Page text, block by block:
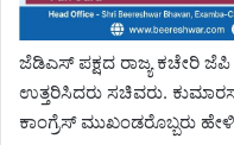
ಜೆಡಿಎಸ್ ಪಕ್ಷದ ರಾಜ್ಯ ಕಚೇರಿ
ಉತ್ತರಿಸಿದರು ಸಚಿವರು.
ಕಾಂಗ್ರೆಸ್ ಮುಖಂಡರೊಬ್ಬರು